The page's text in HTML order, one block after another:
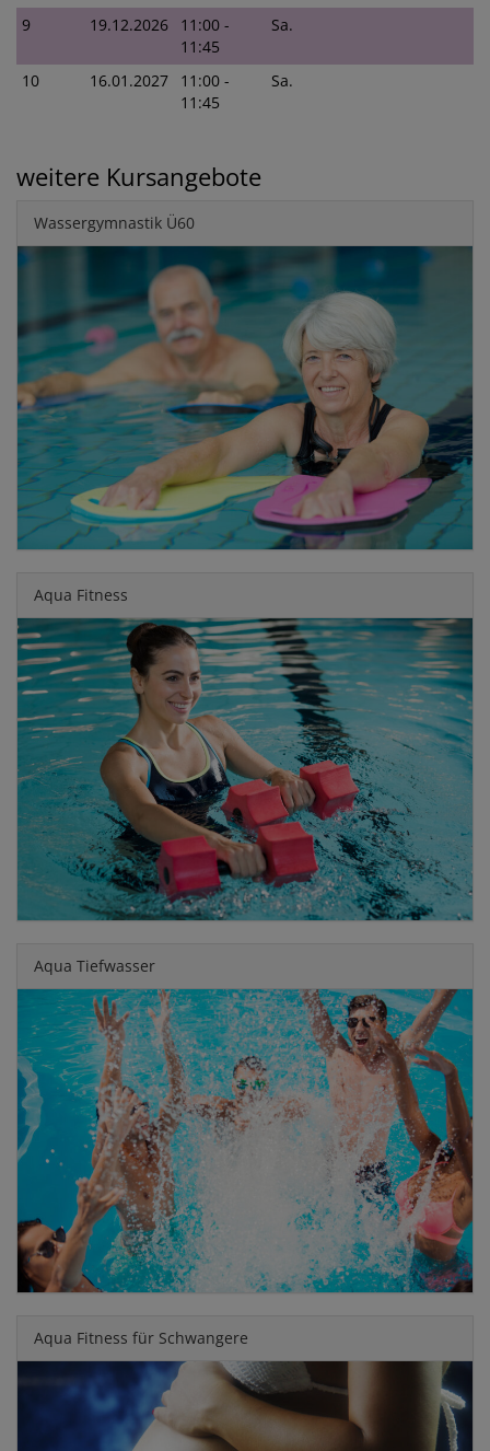
9
19.12.2026
11:00 -
11:45
Sa.
10 16.01.2027
11:00 -
11:45
Sa.
weitere Kursangebote
Wassergymnastik Ü60
Aqua Fitness
Aqua Tiefwasser
Aqua Fitness für Schwangere